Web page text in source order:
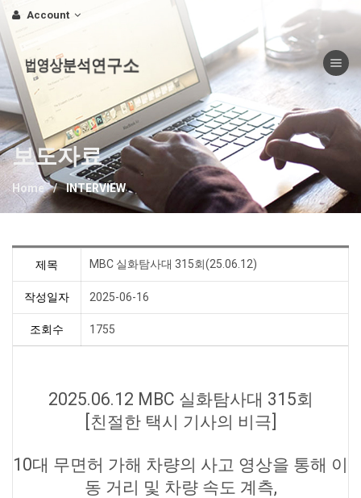
Account
Toggle
법영상분석연구소
보도자료
Home INTERVIEW
제목 MBC 실화탐사대 315회(25.06.12)
작성일자 2025-06-16
조회수 1755
2025.06.12 MBC 실화탐사대 315회
[친절한 택시 기사의 비극]
10대 무면허 가해 차량의 사고 영상을 통해 이
동 거리 및 차량 속도 계측,